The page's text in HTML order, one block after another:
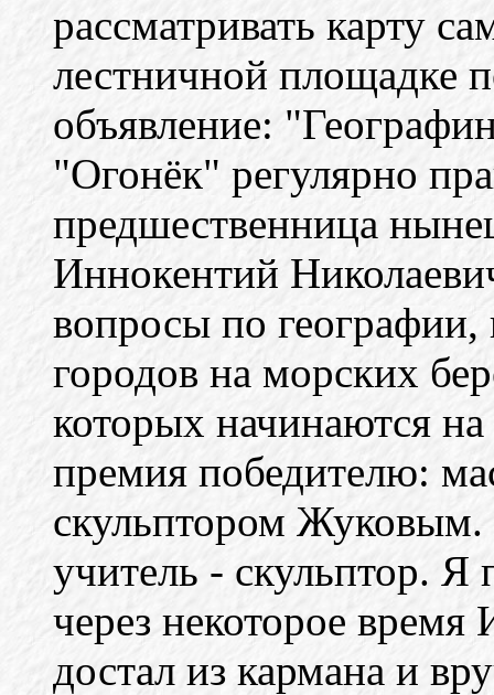
рассматривать карту
лестничной площадке
объявление:
"Огонёк" регулярно
предшественница
Иннокентий
вопросы по
городов на морских
которых начинаются
премия победителю:
скульптором
учитель - скульптор.
через некоторое
достал из кармана и